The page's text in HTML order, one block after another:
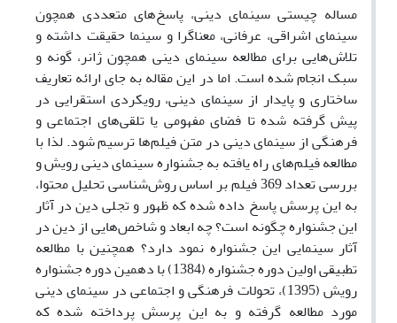
مساله چیستی سینمای دینی، پاسخ‌های متعددی همچون
سینمای اشراقی، عرفانی، معناگرا و سینما حقیقت داشته و
تلاش‌هایی برای مطالعه سینمای دینی همچون ژانر، گونه و
سبک انجام شده است. اما در این مقاله به جای ارائه تعاریف
ساختاری و پایدار از سینمای دینی، رویکردی استقرایی در
پیش گرفته شده تا فضای مفهومی یا تلقی‌های اجتماعی و
فرهنگی از سینمای دینی در متن فیلم‌ها ترسیم شود. لذا با
مطالعه فیلم‌های راه یافته به جشنواره سینمای دینی رویش و
بررسی تعداد 369 فیلم بر اساس روش‌شناسی تحلیل محتوا،
به این پرسش پاسخ داده شده که ظهور و تجلی دین در آثار
این جشنواره چگونه است؟ چه ابعاد و شاخص‌هایی از دین در
آثار سینمایی این جشنواره نمود دارد؟ همچنین با مطالعه
تطبیقی اولین دوره جشنواره (1384) با دهمین دوره جشنواره
رویش (1395)، تحولات فرهنگی و اجتماعی در سینمای دینی
مورد مطالعه گرفته و به این پرسش پرداخته شده که